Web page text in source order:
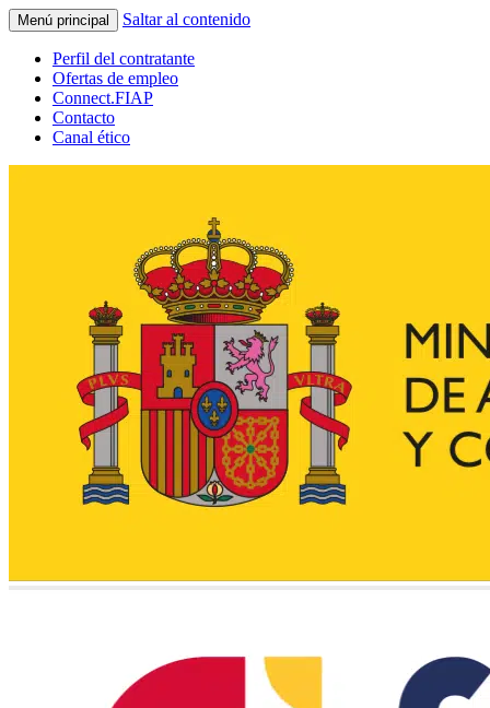
Menú principal Saltar al contenido
Perfil del contratante
Ofertas de empleo
Connect.FIAP
Contacto
Canal ético